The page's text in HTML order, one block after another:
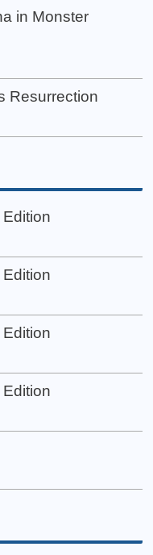
in Monster
Resurrection